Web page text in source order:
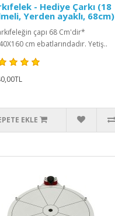
- Hediye Çarkı (18
Yerden ayaklı, 68cm)
çapı 68 Cm'dir*
cm ebatlarındadır. Yetiş..
EKLE